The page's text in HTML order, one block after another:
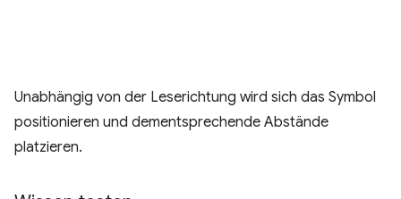
Unabhängig von der Leserichtung wird sich das Symbol
positionieren und dementsprechende Abstände
platzieren.